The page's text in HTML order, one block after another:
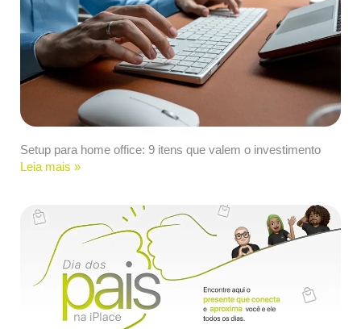
Setup para home office: 9 itens que valem o investimento
Leia mais »